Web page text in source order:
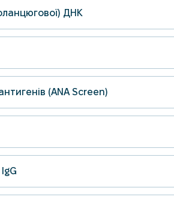
ДНК
(ANA Screen)